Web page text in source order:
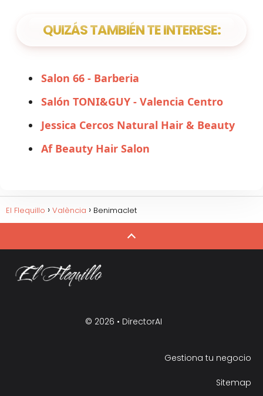
QUIZÁS TAMBIÉN TE INTERESE:
Salon 66 - Barberia
Salón TONI&GUY - Valencia Centro
Jessica Cercos Natural Hair & Beauty
Af Beauty Hair Salon
El Flequillo València Benimaclet
© 2026 • DirectorAI
Gestiona tu negocio
Sitemap